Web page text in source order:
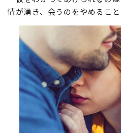
は「誰とも真剣につきあうつ
という。つらいながらも、彼
「彼をわかってあげられるの
情が湧き、会うのをやめるこ